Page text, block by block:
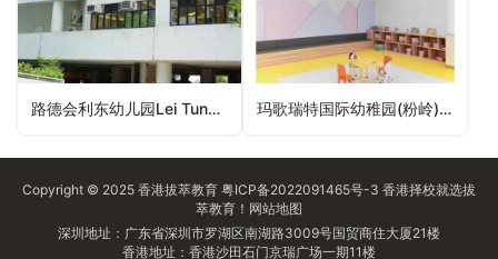
路德会利东幼儿园Lei Tung Lutheran Day Nursery（南区幼稚园） 玛歌瑞特国际幼稚园(粉岭)Magart International Kindergarten (Fanling)（北区幼稚园）
Copyright © 2025 香港拔萃教育 粤ICP备2022091465号-3 香港择校就选拔
萃教育！ 网站地图
深圳地址：广东省深圳市罗湖区南湖路3009号国贸商住大厦21楼
香港地址：香港沙田石门京瑞广场一期11楼